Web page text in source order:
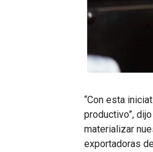
“Con esta
productivo”,
materializar
exportadoras